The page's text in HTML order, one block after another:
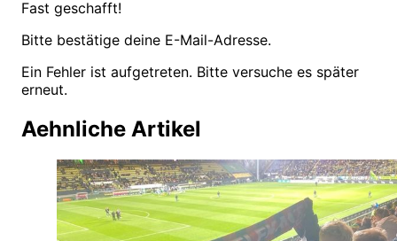
Fast geschafft!
Bitte bestätige deine E-Mail-Adresse.
Ein Fehler ist aufgetreten. Bitte versuche es später
erneut.
Aehnliche Artikel